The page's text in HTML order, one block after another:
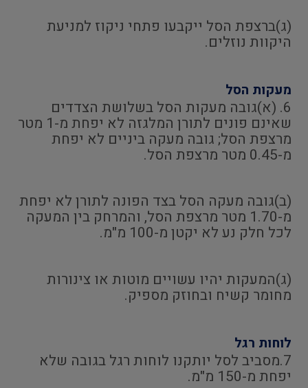
(ג)ברצפת הסל ייקבעו פתחי ניקוז למניעת
היקוות נוזלים.
מעקות הסל
6. (א)גובה מעקות הסל בשלושת הצדדים
שאינם פונים לתורן המלגזה לא יפחת מ-1 מטר
מרצפת הסל; גובה מעקה ביניים לא יפחת
מ-0.45 מטר מרצפת הסל.
(ב)גובה מעקה הסל בצד הפונה לתורן לא יפחת
מ-1.70 מטר מרצפת הסל, והמרחק בין המעקה
לכל חלק נע לא יקטן מ-100 מ"מ.
(ג)המעקות יהיו עשויים מוטות או צינורות
מחומר קשיח ובחוזק מספיק.
לוחות רגל
7.מסביב לסל יותקנו לוחות רגל בגובה שלא
יפחת מ-150 מ"מ.